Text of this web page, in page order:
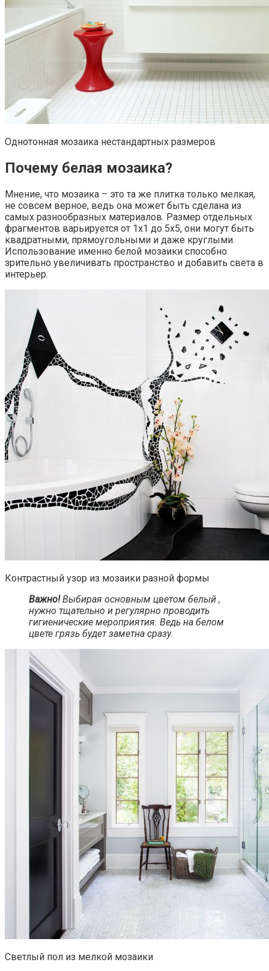
Однотонная мозаика нестандартных размеров
Почему белая мозаика?
Мнение, что мозаика – это та же плитка только мелкая,
не совсем верное, ведь она может быть сделана из
самых разнообразных материалов. Размер отдельных
фрагментов варьируется от 1х1 до 5х5, они могут быть
квадратными, прямоугольными и даже круглыми.
Использование именно белой мозаики способно
зрительно увеличивать пространство и добавить света в
интерьер.
Контрастный узор из мозаики разной формы
Важно! Выбирая основным цветом белый ,
нужно тщательно и регулярно проводить
гигиенические мероприятия. Ведь на белом
цвете грязь будет заметна сразу.
Светлый пол из мелкой мозаики